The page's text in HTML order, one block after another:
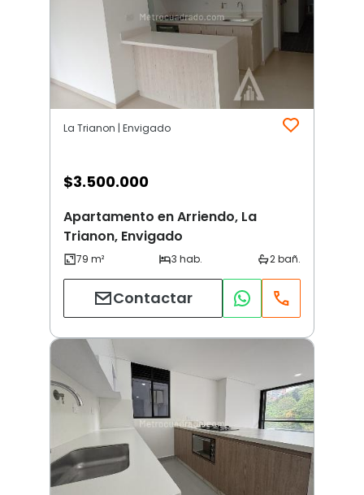
La Trianon | Envigado
$3.500.000
Apartamento en Arriendo, La
Trianon, Envigado
Contactar